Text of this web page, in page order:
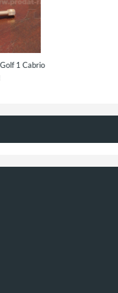
für Bremskraftregler
1 OE: 811614151 und